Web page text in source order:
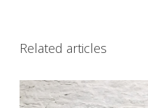
Related articles